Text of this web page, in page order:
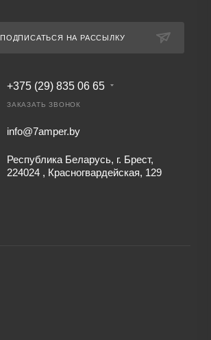
ПОДПИСАТЬСЯ НА РАССЫЛКУ
+375 (29) 835 06 65
ЗАКАЗАТЬ ЗВОНОК
info@7amper.by
Республика Беларусь, г. Брест,
224024 , Красногвардейская, 129